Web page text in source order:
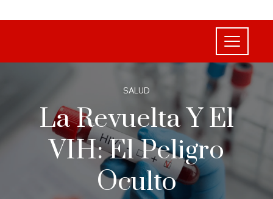
SALUD
La Revuelta Y El
VIH: El Peligro
Oculto